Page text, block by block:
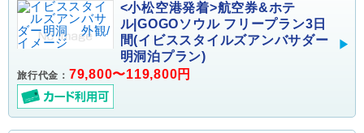
<小松空港発着>航空券&ホテ
ル|GOGOソウル フリープラン3日
間(イビススタイルズアンバサダー
明洞泊プラン)
旅行代金： 79,800〜119,800円